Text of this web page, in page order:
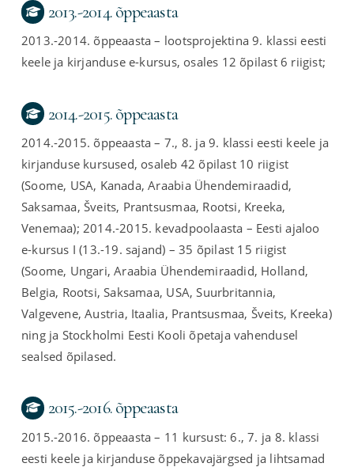
2013.-2014. õppeaasta
2013.-2014. õppeaasta – lootsprojektina 9. klassi eesti
keele ja kirjanduse e-kursus, osales 12 õpilast 6 riigist;
2014.-2015. õppeaasta
2014.-2015. õppeaasta – 7., 8. ja 9. klassi eesti keele ja
kirjanduse kursused, osaleb 42 õpilast 10 riigist
(Soome, USA, Kanada, Araabia Ühendemiraadid,
Saksamaa, Šveits, Prantsusmaa, Rootsi, Kreeka,
Venemaa); 2014.-2015. kevadpoolaasta – Eesti ajaloo
e-kursus I (13.-19. sajand) – 35 õpilast 15 riigist
(Soome, Ungari, Araabia Ühendemiraadid, Holland,
Belgia, Rootsi, Saksamaa, USA, Suurbritannia,
Valgevene, Austria, Itaalia, Prantsusmaa, Šveits, Kreeka)
ning ja Stockholmi Eesti Kooli õpetaja vahendusel
sealsed õpilased.
2015.-2016. õppeaasta
2015.-2016. õppeaasta – 11 kursust: 6., 7. ja 8. klassi
eesti keele ja kirjanduse õppekavajärgsed ja lihtsamad